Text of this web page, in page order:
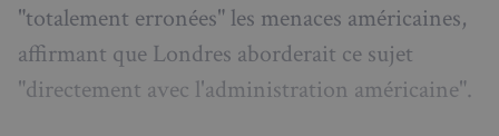
"totalement erronées" les menaces américaines,
affirmant que Londres aborderait ce sujet
"directement avec l'administration américaine".